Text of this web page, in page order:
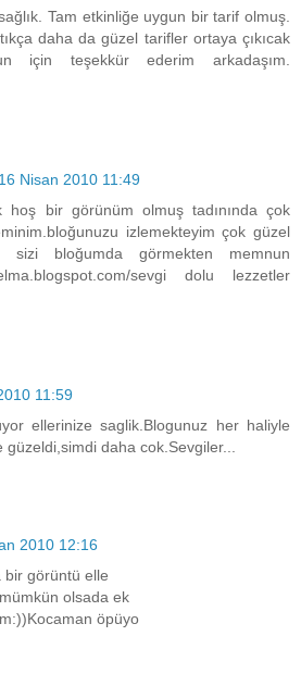
Tam etkinliğe uygun bir tarif olmuş.
daha da güzel tarifler ortaya çıkıcak
için teşekkür ederim arkadaşım.
16 Nisan 2010 11:49
hoş bir görünüm olmuş tadınında çok
izlemekteyim çok güzel
bloğumda görmekten memnun
sevgi dolu lezzetler
11:59
ellerinize saglik.Blogunuz her haliyle
daha cok.Sevgiler...
2010 12:16
bir görüntü elle
olsada ek
öpüyo